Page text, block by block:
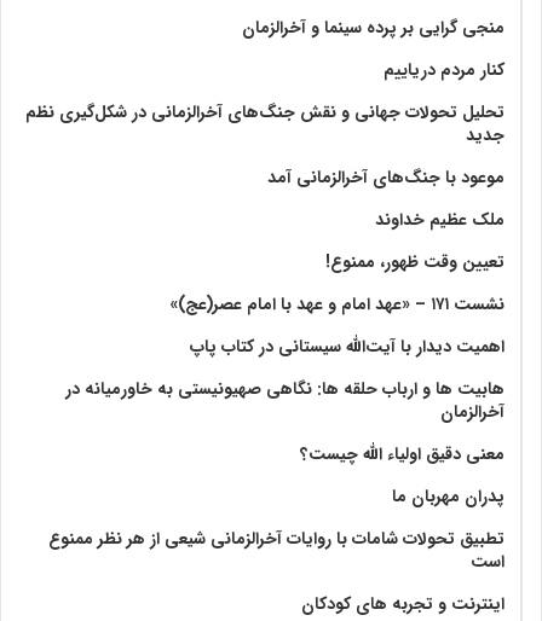
منجی گرایی بر پرده سینما و آخرالزمان
کنار مردم دریاییم
تحلیل تحولات جهانی و نقش جنگ‌های آخرالزمانی در شکل‌گیری نظم
جدید
موعود با جنگ‌های آخرالزمانی آمد
ملک عظیم خداوند
تعیین وقت ظهور، ممنوع!
نشست ۱۷۱ – «عهد امام و عهد با امام عصر(عج)»
اهمیت دیدار با آیت‌الله سیستانی در کتاب پاپ
هابیت ها و ارباب حلقه ها: نگاهی صهیونیستی به خاورمیانه در
آخرالزمان
معنی دقیق اولیاء الله چیست؟
پدران مهربان ما
تطبیق تحولات شامات با روایات آخرالزمانی شیعی از هر نظر ممنوع
است
اینترنت و تجربه های کودکان